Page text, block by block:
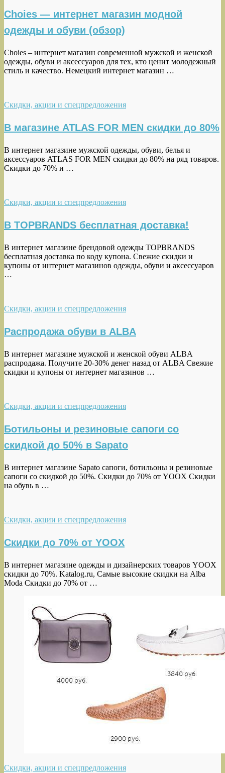
Choies — интернет магазин модной
одежды и обуви (обзор)
Choies – интернет магазин современной мужской и женской
одежды, обуви и аксессуаров для тех, кто ценит молодежный
стиль и качество. Немецкий интернет магазин …
Скидки, акции и спецпредложения
В магазине ATLAS FOR MEN скидки до 80%
В интернет магазине мужской одежды, обуви, белья и
аксессуаров ATLAS FOR MEN скидки до 80% на ряд товаров.
Скидки до 70% и …
Скидки, акции и спецпредложения
В TOPBRANDS бесплатная доставка!
В интернет магазине брендовой одежды TOPBRANDS
бесплатная доставка по коду купона. Свежие скидки и
купоны от интернет магазинов одежды, обуви и аксессуаров
…
Скидки, акции и спецпредложения
Распродажа обуви в ALBA
В интернет магазине мужской и женской обуви ALBA
распродажа. Получите 20-30% денег назад от ALBA Свежие
скидки и купоны от интернет магазинов …
Скидки, акции и спецпредложения
Ботильоны и резиновые сапоги со
скидкой до 50% в Sapato
В интернет магазине Sapato сапоги, ботильоны и резиновые
сапоги со скидкой до 50%. Скидки до 70% от YOOX Скидки
на обувь в …
Скидки, акции и спецпредложения
Скидки до 70% от YOOX
В интернет магазине одежды и дизайнерских товаров YOOX
скидки до 70%. Katalog.ru, Самые высокие скидки на Alba
Moda Скидки до 70% от …
Скидки, акции и спецпредложения